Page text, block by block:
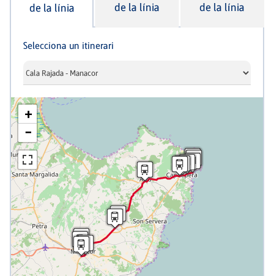
de la línia de la línia de la línia